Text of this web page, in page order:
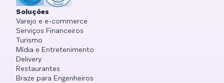
Soluções
Varejo e e-commerce
Serviços Financeiros
Turismo
Mídia e Entretenimento
Delivery
Restaurantes
Braze para Engenheiros